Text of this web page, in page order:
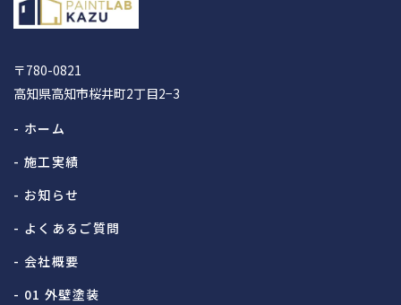
〒780-0821
高知県高知市桜井町2丁目2−3
- ホーム
- 施工実績
- お知らせ
- よくあるご質問
- 会社概要
- 01 外壁塗装